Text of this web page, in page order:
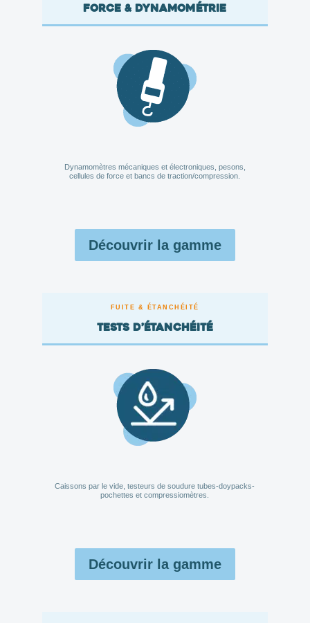
Force & dynamométrie
Dynamomètres mécaniques et électroniques, pesons,
cellules de force et bancs de traction/compression.
Découvrir la gamme
FUITE & ÉTANCHÉITÉ
Tests d’étanchéité
Caissons par le vide, testeurs de soudure tubes-doypacks-
pochettes et compressiomètres.
Découvrir la gamme